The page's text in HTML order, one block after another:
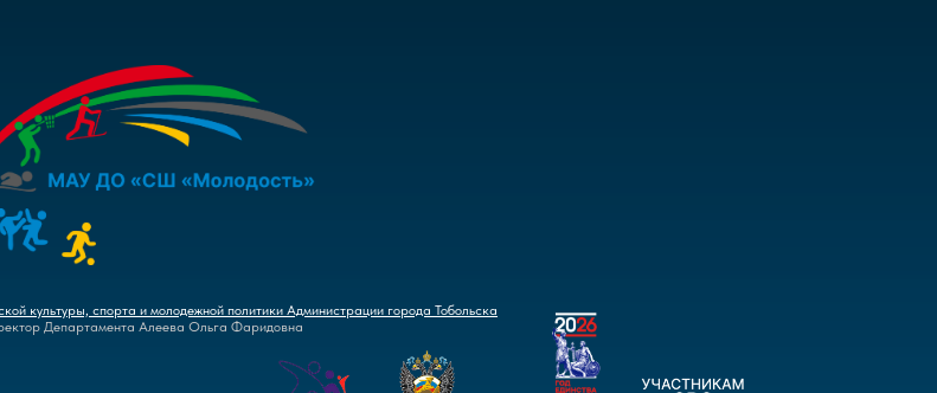
культуры, спорта и молодежной политики Администрации города Тобольска
Департамента Алеева Ольга Фаридовна